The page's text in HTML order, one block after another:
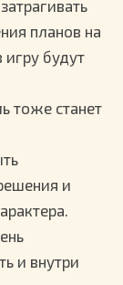
планов на
игру будут
тоже станет
и
и внутри